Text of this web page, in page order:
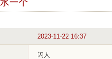
水一个
2023-11-22 16:37
闪人